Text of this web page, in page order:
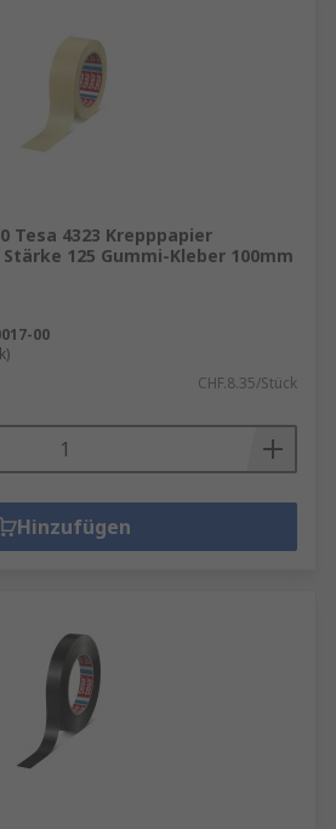
Tesa 4323 Krepppapier
125 Gummi-Kleber 100mm
00
CHF.8.35/Stück
Hinzufügen